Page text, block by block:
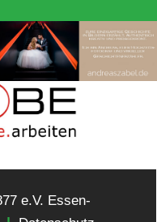
e.V. Essen-